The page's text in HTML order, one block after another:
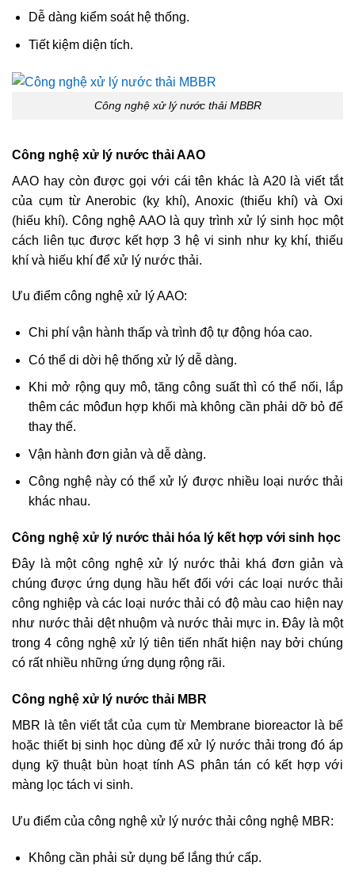
Dễ dàng kiểm soát hệ thống.
Tiết kiệm diện tích.
Công nghệ xử lý nước thải MBBR
Công nghệ xử lý nước thải AAO
AAO hay còn được gọi với cái tên khác là A20 là viết tắt
của cụm từ Anerobic (kỵ khí), Anoxic (thiếu khí) và Oxi
(hiếu khí). Công nghệ AAO là quy trình xử lý sinh học một
cách liên tục được kết hợp 3 hệ vi sinh như kỵ khí, thiếu
khí và hiếu khí để xử lý nước thải.
Ưu điểm công nghệ xử lý AAO:
Chi phí vận hành thấp và trình độ tự động hóa cao.
Có thể di dời hệ thống xử lý dễ dàng.
Khi mở rộng quy mô, tăng công suất thì có thể nối, lắp
thêm các môđun hợp khối mà không cần phải dỡ bỏ để
thay thế.
Vận hành đơn giản và dễ dàng.
Công nghệ này có thể xử lý được nhiều loại nước thải
khác nhau.
Công nghệ xử lý nước thải hóa lý kết hợp với sinh học
Đây là một công nghệ xử lý nước thải khá đơn giản và
chúng được ứng dụng hầu hết đối với các loại nước thải
công nghiệp và các loại nước thải có độ màu cao hiện nay
như nước thải dệt nhuộm và nước thải mực in. Đây là một
trong 4 công nghệ xử lý tiên tiến nhất hiện nay bởi chúng
có rất nhiều những ứng dụng rộng rãi.
Công nghệ xử lý nước thải MBR
MBR là tên viết tắt của cụm từ Membrane bioreactor là bể
hoặc thiết bị sinh học dùng để xử lý nước thải trong đó áp
dụng kỹ thuật bùn hoạt tính AS phân tán có kết hợp với
màng lọc tách vi sinh.
Ưu điểm của công nghệ xử lý nước thải công nghệ MBR:
Không cần phải sử dụng bể lắng thứ cấp.